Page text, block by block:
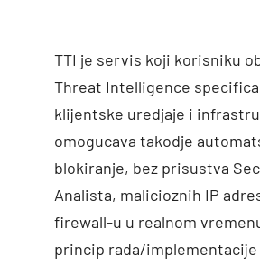
TTI je servis koji korisniku
Threat Intelligence
klijentske uredjaje i
omogucava takodje
blokiranje, bez prisustva
Analista, malicioznih IP
firewall-u u realnom
princip rada/implementacije